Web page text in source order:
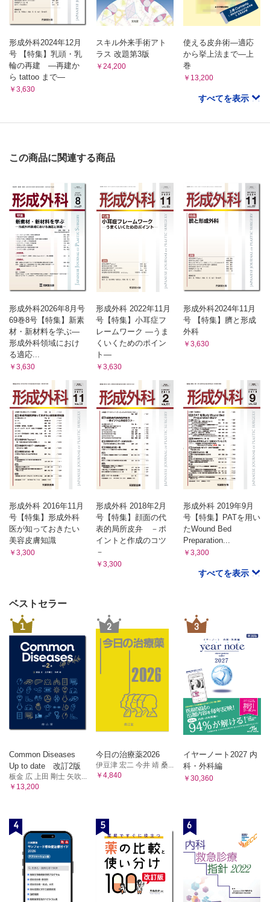
形成外科2024年12月
号 【特集】乳頭・乳
輪の再建 ―再建か
ら tattoo まで―
￥3,630
スキル外来手術アト
ラス 改題第3版
￥24,200
使える皮弁術―適応
から挙上法まで―上
巻
￥13,200
すべてを表示
この商品に関連する商品
形成外科2026年8月号
69巻8号【特集】新素
材・新材料を学ぶ—
形成外科領域におけ
る適応...
￥3,630
形成外科 2022年11月
号【特集】小耳症フ
レームワーク ―うま
くいくためのポイン
ト―
￥3,630
形成外科2024年11月
号 【特集】臍と形成
外科
￥3,630
形成外科 2016年11月
号【特集】形成外科
医が知っておきたい
美容皮膚知識
￥3,300
形成外科 2018年2月
号【特集】顔面の代
表的局所皮弁 －ポ
イントと作成のコツ
－
￥3,300
形成外科 2019年9月
号【特集】PATを用い
たWound Bed
Preparation...
￥3,300
すべてを表示
ベストセラー
1
Common Diseases
Up to date 改訂2版
板金 広 上田 剛士 矢吹...
￥13,200
2
今日の治療薬2026
伊豆津 宏二 今井 靖 桑...
￥4,840
3
イヤーノート2027 内
科・外科編
￥30,360
4 5 6